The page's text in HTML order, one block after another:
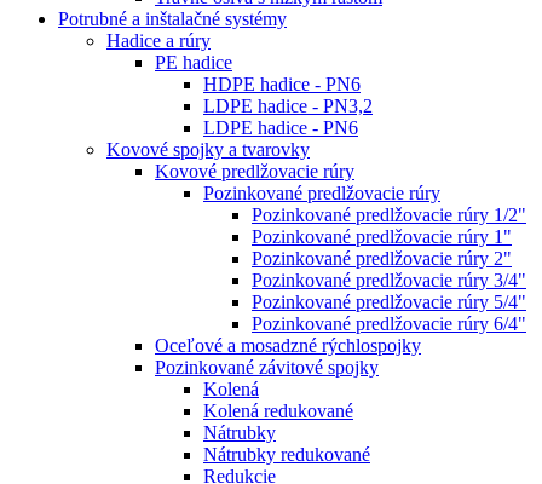
Potrubné a inštalačné systémy
Hadice a rúry
PE hadice
HDPE hadice - PN6
LDPE hadice - PN3,2
LDPE hadice - PN6
Kovové spojky a tvarovky
Kovové predlžovacie rúry
Pozinkované predlžovacie rúry
Pozinkované predlžovacie rúry 1/2"
Pozinkované predlžovacie rúry 1"
Pozinkované predlžovacie rúry 2"
Pozinkované predlžovacie rúry 3/4"
Pozinkované predlžovacie rúry 5/4"
Pozinkované predlžovacie rúry 6/4"
Oceľové a mosadzné rýchlospojky
Pozinkované závitové spojky
Kolená
Kolená redukované
Nátrubky
Nátrubky redukované
Redukcie